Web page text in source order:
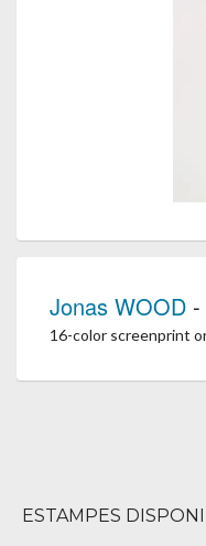
Jonas WOOD
16-color screenprint
ESTAMPES